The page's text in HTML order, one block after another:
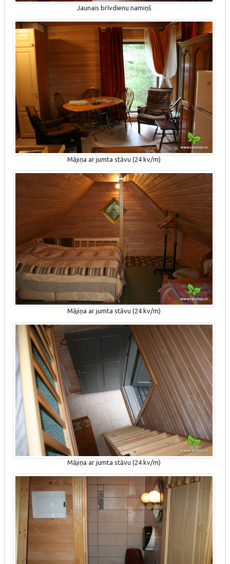
Jaunais brīvdienu namiņš
Mājiņa ar jumta stāvu (24 kv/m)
Mājiņa ar jumta stāvu (24 kv/m)
Mājiņa ar jumta stāvu (24 kv/m)